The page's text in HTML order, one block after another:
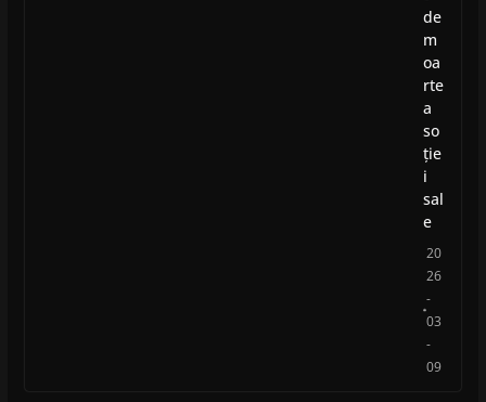
de
m
oa
rte
a
so
ție
i
sal
e
20
26
-
03
-
09